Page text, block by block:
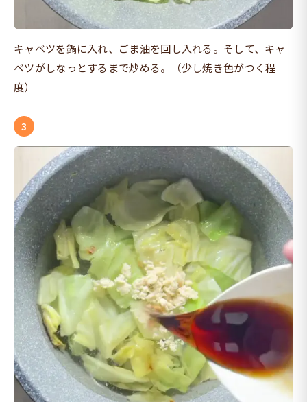
キャベツを鍋に入れ、ごま油を回し入れる。そして、キャ
ベツがしなっとするまで炒める。（少し焼き色がつく程
度）